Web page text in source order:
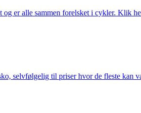
er alle sammen forelsket i cykler. Klik
selvfølgelig til priser hvor de fleste kan